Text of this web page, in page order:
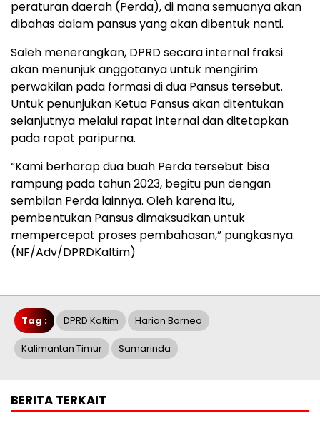
peraturan daerah (Perda), di mana semuanya akan
dibahas dalam pansus yang akan dibentuk nanti.
Saleh menerangkan, DPRD secara internal fraksi
akan menunjuk anggotanya untuk mengirim
perwakilan pada formasi di dua Pansus tersebut.
Untuk penunjukan Ketua Pansus akan ditentukan
selanjutnya melalui rapat internal dan ditetapkan
pada rapat paripurna.
“Kami berharap dua buah Perda tersebut bisa
rampung pada tahun 2023, begitu pun dengan
sembilan Perda lainnya. Oleh karena itu,
pembentukan Pansus dimaksudkan untuk
mempercepat proses pembahasan,” pungkasnya.
(NF/Adv/DPRDKaltim)
Tag : DPRD Kaltim Harian Borneo
Kalimantan Timur Samarinda
BERITA TERKAIT